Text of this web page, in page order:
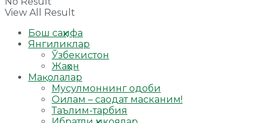
View All Result
Бош саҳифа
Янгиликлар
Ўзбекистон
Жаҳон
Мақолалар
Мусулмоннинг одоби
Оилам – саодат масканим!
Таълим-тарбия